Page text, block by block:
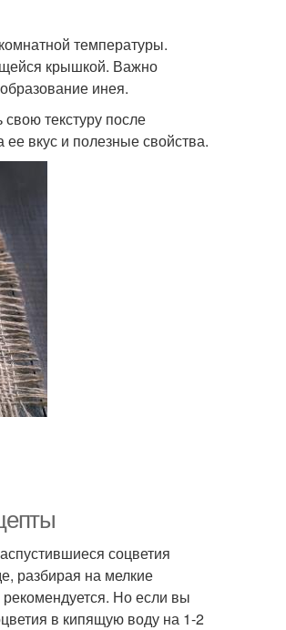
Оладьи из цветной
капусты
температуры.
крышкой. Важно
инея.
текстуру после
вкус и полезные свойства.
соцветия
разбирая на мелкие
Но если вы
в кипящую воду на 1-2